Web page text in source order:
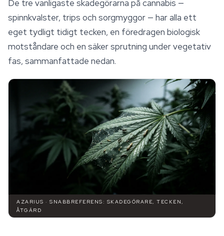
De tre vanligaste skadegörarna på cannabis —
spinnkvalster, trips och sorgmyggor — har alla ett
eget tydligt tidigt tecken, en föredragen biologisk
motståndare och en säker sprutning under vegetativ
fas, sammanfattade nedan.
AZARIUS · SNABBREFERENS: SKADEGÖRARE, TECKEN,
ÅTGÄRD